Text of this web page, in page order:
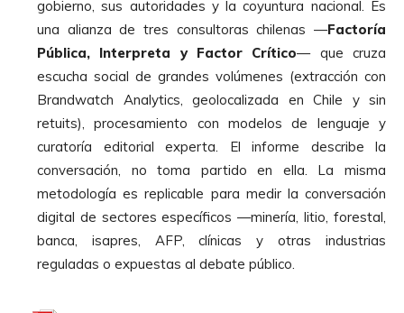
gobierno, sus autoridades y la coyuntura nacional. Es
una alianza de tres consultoras chilenas —Factoría
Pública, Interpreta y Factor Crítico— que cruza
escucha social de grandes volúmenes (extracción con
Brandwatch Analytics, geolocalizada en Chile y sin
retuits), procesamiento con modelos de lenguaje y
curatoría editorial experta. El informe describe la
conversación, no toma partido en ella. La misma
metodología es replicable para medir la conversación
digital de sectores específicos —minería, litio, forestal,
banca, isapres, AFP, clínicas y otras industrias
reguladas o expuestas al debate público.